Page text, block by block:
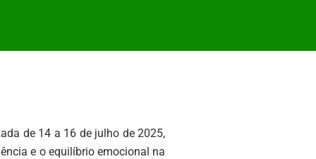
de 14 a 16 de julho de 2025,
e o equilíbrio emocional na